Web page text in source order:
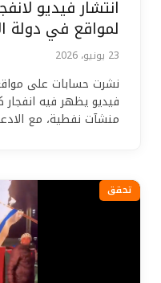
انتشار فيديو
لمواقع في دولة
23 يونيو، 2026
نشرت حسابات على
فيديو يظهر فيه
منشآت نفطية، مع
تحقق